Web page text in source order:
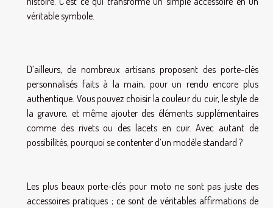
véritable symbole.
D’ailleurs, de nombreux artisans proposent des porte-clés
personnalisés faits à la main, pour un rendu encore plus
authentique. Vous pouvez choisir la couleur du cuir, le style de
la gravure, et même ajouter des éléments supplémentaires
comme des rivets ou des lacets en cuir. Avec autant de
possibilités, pourquoi se contenter d’un modèle standard ?
Les plus beaux porte-clés pour moto ne sont pas juste des
accessoires pratiques ; ce sont de véritables affirmations de